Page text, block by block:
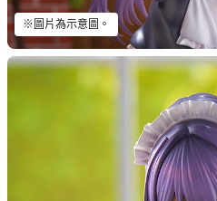
※圖片為示意圖。